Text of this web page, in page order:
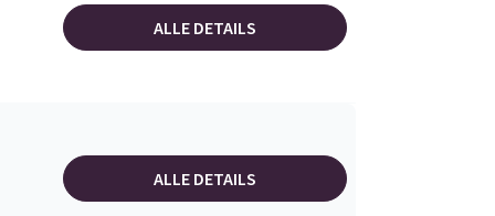
ALLE DETAILS
ALLE DETAILS